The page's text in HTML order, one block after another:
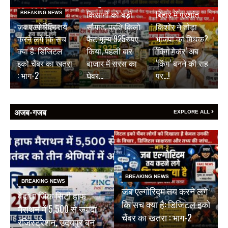
BREAKING NEWS
जब एल्गोरिद्म तय
करने लगे कि सच
क्या है: डिजिटल
इको चैंबर का खतरा
: भाग-2
किसानों को बड़ी
सौगात, प्रति किलो
फैट मूल्य 925रुपए
किया, पहली बार
बाजार में सरस का
घेवर…
बिहार में प्रशांत
किशोर ने तोड़ा
भाजपा का मिथक?
‘किंग मेकर’ अब
‘किंग’ बनने की राह
पर…!
अजब-गजब EXPLORE ALL
BREAKING NEWS
वेदांता जिंक सिटी हाफ
मैराथन में 5,500 से ज्यादा
रजिस्ट्रेशन, उदयपुर बन
BREAKING NEWS
जब एल्गोरिद्म तय करने लगे
कि सच क्या है: डिजिटल इको
चैंबर का खतरा : भाग-2